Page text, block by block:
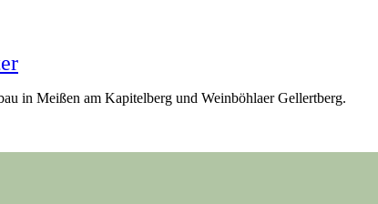
in Meißen am Kapitelberg und Weinböhlaer Gellertberg.